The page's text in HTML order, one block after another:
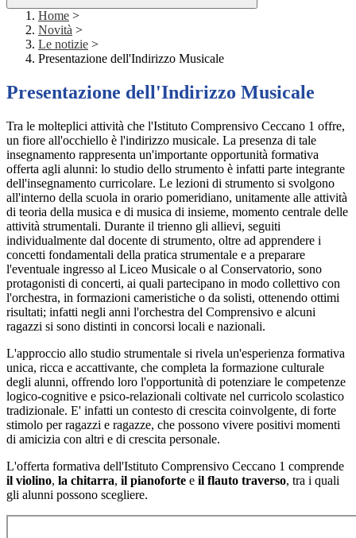
Home >
Novità >
Le notizie >
Presentazione dell'Indirizzo Musicale
Presentazione dell'Indirizzo Musicale
Tra le molteplici attività che l'Istituto Comprensivo Ceccano 1 offre,
un fiore all'occhiello è l'indirizzo musicale. La presenza di tale
insegnamento rappresenta un'importante opportunità formativa
offerta agli alunni: lo studio dello strumento è infatti parte integrante
dell'insegnamento curricolare. Le lezioni di strumento si svolgono
all'interno della scuola in orario pomeridiano, unitamente alle attività
di teoria della musica e di musica di insieme, momento centrale delle
attività strumentali. Durante il trienno gli allievi, seguiti
individualmente dal docente di strumento, oltre ad apprendere i
concetti fondamentali della pratica strumentale e a preparare
l'eventuale ingresso al Liceo Musicale o al Conservatorio, sono
protagonisti di concerti, ai quali partecipano in modo collettivo con
l'orchestra, in formazioni cameristiche o da solisti, ottenendo ottimi
risultati; infatti negli anni l'orchestra del Comprensivo e alcuni
ragazzi si sono distinti in concorsi locali e nazionali.
L'approccio allo studio strumentale si rivela un'esperienza formativa
unica, ricca e accattivante, che completa la formazione culturale
degli alunni, offrendo loro l'opportunità di potenziare le competenze
logico-cognitive e psico-relazionali coltivate nel curricolo scolastico
tradizionale. E' infatti un contesto di crescita coinvolgente, di forte
stimolo per ragazzi e ragazze, che possono vivere positivi momenti
di amicizia con altri e di crescita personale.
L'offerta formativa dell'Istituto Comprensivo Ceccano 1 comprende
il violino, la chitarra, il pianoforte e il flauto traverso, tra i quali
gli alunni possono scegliere.